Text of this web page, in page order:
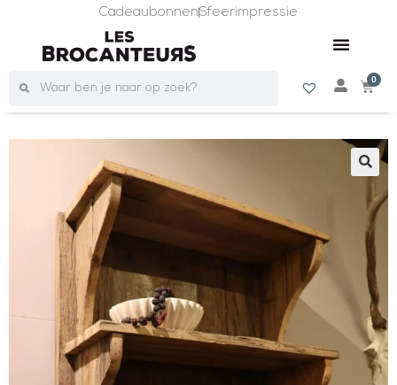
CadeaubonnenSfeerimpressie
0